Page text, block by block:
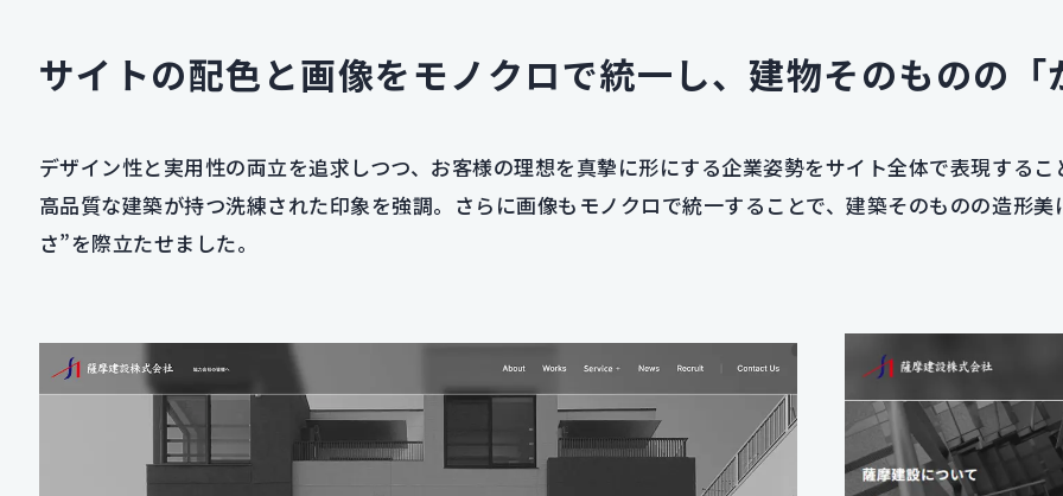
サイトの配色と画像をモノクロで統一し、建物そのものの
デザイン性と実用性の両立を追求しつつ、お客様の理想を真摯に形にする企業姿勢をサイト全体で表現する
高品質な建築が持つ洗練された印象を強調。さらに画像もモノクロで統一することで、建築そのものの造形
さ”を際立たせました。